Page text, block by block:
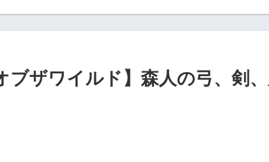
ブザワイルド】森人の弓、剣